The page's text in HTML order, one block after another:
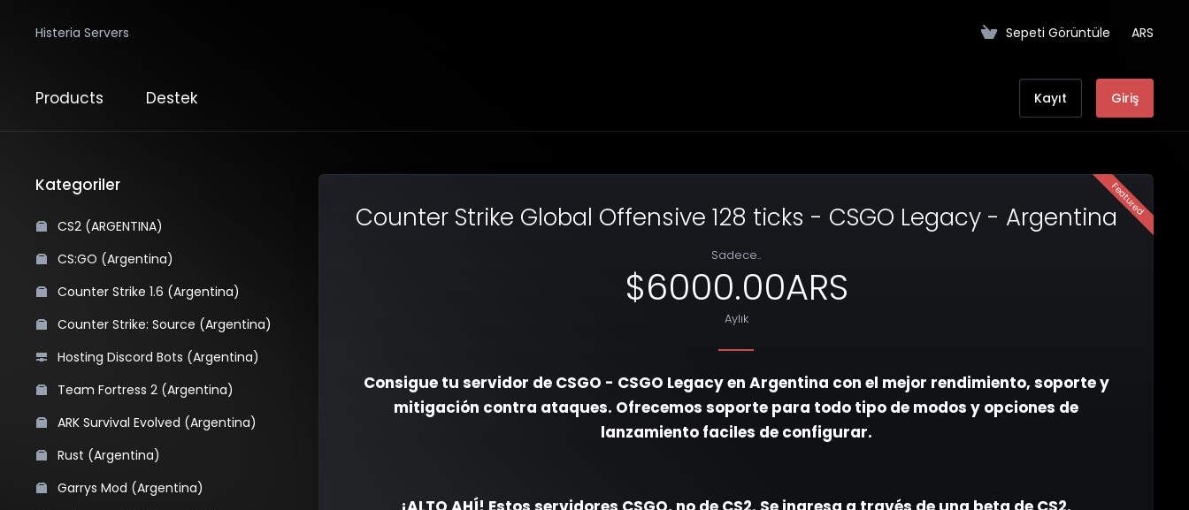
Histeria Servers Sepeti Görüntüle ARS
Products Destek Kayıt Giriş
Kategoriler
CS2 (ARGENTINA)
CS:GO (Argentina)
Counter Strike 1.6 (Argentina)
Counter Strike: Source (Argentina)
Hosting Discord Bots (Argentina)
Team Fortress 2 (Argentina)
ARK Survival Evolved (Argentina)
Rust (Argentina)
Garrys Mod (Argentina)
Featured
Counter Strike Global Offensive 128 ticks - CSGO Legacy - Argentina
Sadece..
$6000.00ARS
Aylık
Consigue tu servidor de CSGO - CSGO Legacy en Argentina con el mejor rendimiento, soporte y
mitigación contra ataques. Ofrecemos soporte para todo tipo de modos y opciones de
lanzamiento faciles de configurar.